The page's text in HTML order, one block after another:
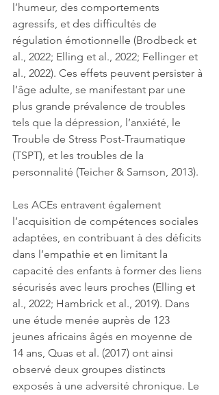
l’humeur, des comportements
agressifs, et des difficultés de
régulation émotionnelle (Brodbeck et
al., 2022; Elling et al., 2022; Fellinger et
al., 2022). Ces effets peuvent persister à
l’âge adulte, se manifestant par une
plus grande prévalence de troubles
tels que la dépression, l’anxiété, le
Trouble de Stress Post-Traumatique
(TSPT), et les troubles de la
personnalité (Teicher & Samson, 2013).
Les ACEs entravent également
l’acquisition de compétences sociales
adaptées, en contribuant à des déficits
dans l’empathie et en limitant la
capacité des enfants à former des liens
sécurisés avec leurs proches (Elling et
al., 2022; Hambrick et al., 2019). Dans
une étude menée auprès de 123
jeunes africains âgés en moyenne de
14 ans, Quas et al. (2017) ont ainsi
observé deux groupes distincts
exposés à une adversité chronique. Le